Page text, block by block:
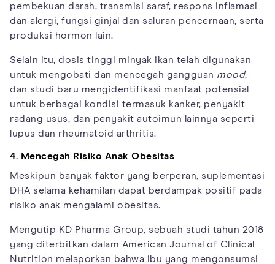
pembekuan darah, transmisi saraf, respons inflamasi
dan alergi, fungsi ginjal dan saluran pencernaan, serta
produksi hormon lain.
Selain itu, dosis tinggi minyak ikan telah digunakan
untuk mengobati dan mencegah gangguan mood,
dan studi baru mengidentifikasi manfaat potensial
untuk berbagai kondisi termasuk kanker, penyakit
radang usus, dan penyakit autoimun lainnya seperti
lupus dan rheumatoid arthritis.
4. Mencegah Risiko Anak Obesitas
Meskipun banyak faktor yang berperan, suplementasi
DHA selama kehamilan dapat berdampak positif pada
risiko anak mengalami obesitas.
Mengutip KD Pharma Group, sebuah studi tahun 2018
yang diterbitkan dalam American Journal of Clinical
Nutrition melaporkan bahwa ibu yang mengonsumsi